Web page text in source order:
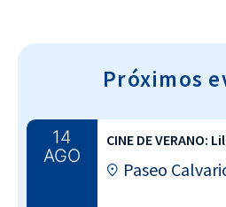
Próximos
14
AGO
CINE DE VERANO:
Paseo